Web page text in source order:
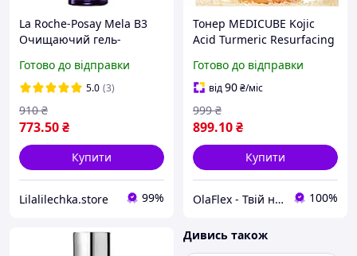
La Roche-Posay Mela B3
Очищаючий гель-
вирівнювання тону шкіри
200 мл 03060
Готово до відправки
5.0 (3)
773.50₴
910 ₴
Купити
Lilalilechka.store 99%
Тонер MEDICUBE Kojic
Acid Turmeric Resurfacing
та вирівнювання тону
шкіри
Готово до відправки
від90₴/міс
899.10₴
999 ₴
Купити
OlaFlex - Твій надійний партнер в світі краси! 100%
Дивись також